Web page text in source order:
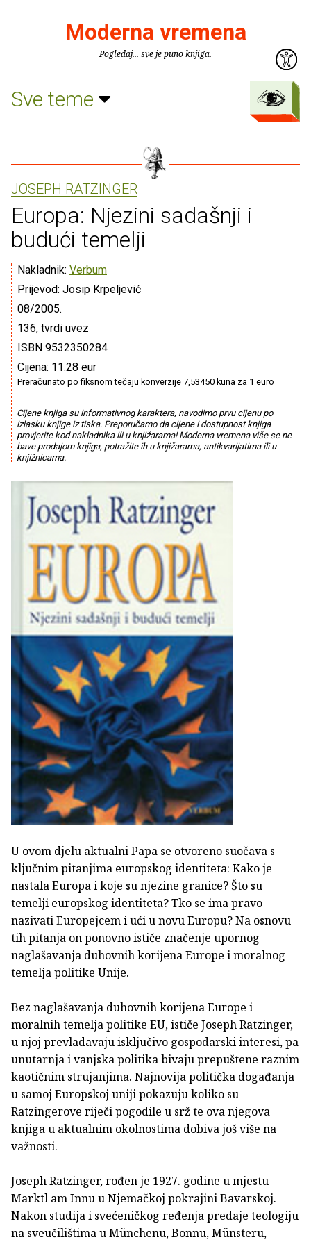
Moderna vremena
Pogledaj... sve je puno knjiga.
Sve teme
JOSEPH RATZINGER
Europa: Njezini sadašnji i
budući temelji
Nakladnik: Verbum
Prijevod: Josip Krpeljević
08/2005.
136, tvrdi uvez
ISBN 9532350284
Cijena: 11.28 eur
Preračunato po fiksnom tečaju konverzije 7,53450 kuna za 1 euro
Cijene knjiga su informativnog karaktera, navodimo prvu cijenu po
izlasku knjige iz tiska. Preporučamo da cijene i dostupnost knjiga
provjerite kod nakladnika ili u knjižarama! Moderna vremena više se ne
bave prodajom knjiga, potražite ih u knjižarama, antikvarijatima ili u
knjižnicama.
U ovom djelu aktualni Papa se otvoreno suočava s
ključnim pitanjima europskog identiteta: Kako je
nastala Europa i koje su njezine granice? Što su
temelji europskog identiteta? Tko se ima pravo
nazivati Europejcem i ući u novu Europu? Na osnovu
tih pitanja on ponovno ističe značenje upornog
naglašavanja duhovnih korijena Europe i moralnog
temelja politike Unije.
Bez naglašavanja duhovnih korijena Europe i
moralnih temelja politike EU, ističe Joseph Ratzinger,
u njoj prevladavaju isključivo gospodarski interesi, pa
unutarnja i vanjska politika bivaju prepuštene raznim
kaotičnim strujanjima. Najnovija politička događanja
u samoj Europskoj uniji pokazuju koliko su
Ratzingerove riječi pogodile u srž te ova njegova
knjiga u aktualnim okolnostima dobiva još više na
važnosti.
Joseph Ratzinger, rođen je 1927. godine u mjestu
Marktl am Innu u Njemačkoj pokrajini Bavarskoj.
Nakon studija i svećeničkog ređenja predaje teologiju
na sveučilištima u Münchenu, Bonnu, Münsteru,